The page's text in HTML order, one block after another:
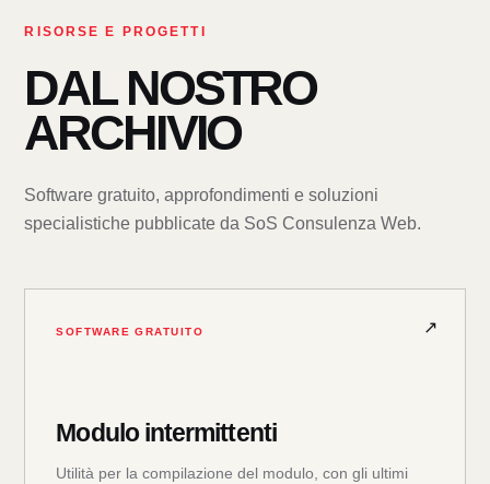
RISORSE E PROGETTI
DAL NOSTRO
ARCHIVIO
Software gratuito, approfondimenti e soluzioni
specialistiche pubblicate da SoS Consulenza Web.
SOFTWARE GRATUITO
Modulo intermittenti
Utilità per la compilazione del modulo, con gli ultimi